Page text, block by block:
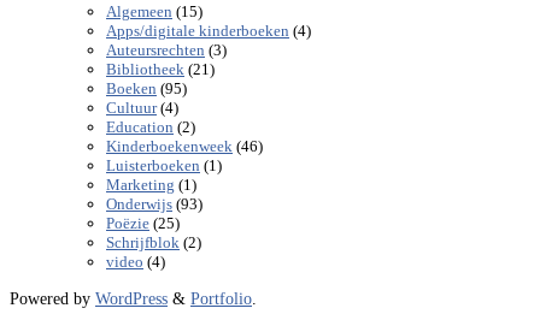
Algemeen (15)
Apps/digitale kinderboeken (4)
Auteursrechten (3)
Bibliotheek (21)
Boeken (95)
Cultuur(4)
Education (2)
Kinderboekenweek (46)
Luisterboeken (1)
Marketing (1)
Onderwijs (93)
Poëzie (25)
Schrijfblok (2)
video (4)
Powered by WordPress & Portfolio.